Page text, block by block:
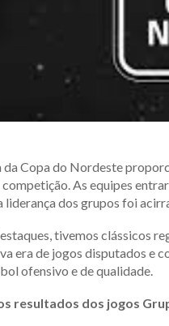
da Copa do Nordeste
competição. As equipes
liderança dos grupos foi
tivemos clássicos
era de jogos disputados e
ofensivo e de qualidade.
resultados dos jogos